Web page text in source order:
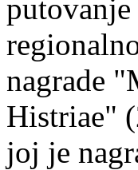
nagrade
Histriae"
joj je